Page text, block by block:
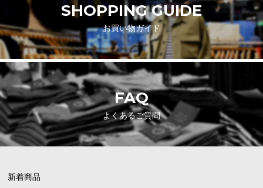
SHOPPING GUIDE
お買い物ガイド
FAQ
よくあるご質問
新着商品